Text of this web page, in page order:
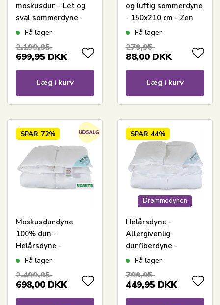
moskusdun - Let og
sval sommerdyne -
150x210 cm - Zen
På lager
2.199,95
699,95 DKK
Læg i kurv
og luftig sommerdyne
- 150x210 cm - Zen
Sleep
På lager
279,95
88,00 DKK
Læg i kurv
SPAR 72%
Moskusdundyne
100% dun -
Helårsdyne -
Allergivenlig -
Sleep dyne
På lager
2.499,95
698,00 DKK
Drømmedynen
SPAR 44%
Helårsdyne -
Allergivenlig
dunfiberdyne -
150x210 cm -
Sleep
På lager
799,95
449,95 DKK